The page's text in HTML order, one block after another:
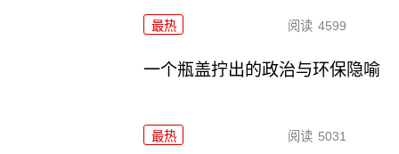
最热 阅读 4599
一个瓶盖拧出的政治与环保隐喻
最热 阅读 5031